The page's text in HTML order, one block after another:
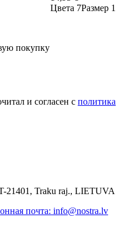
Цвета 7Размер 1
покупку
и согласен с политика
21401, Traku raj., LIETUVA
почта: info@nostra.lv